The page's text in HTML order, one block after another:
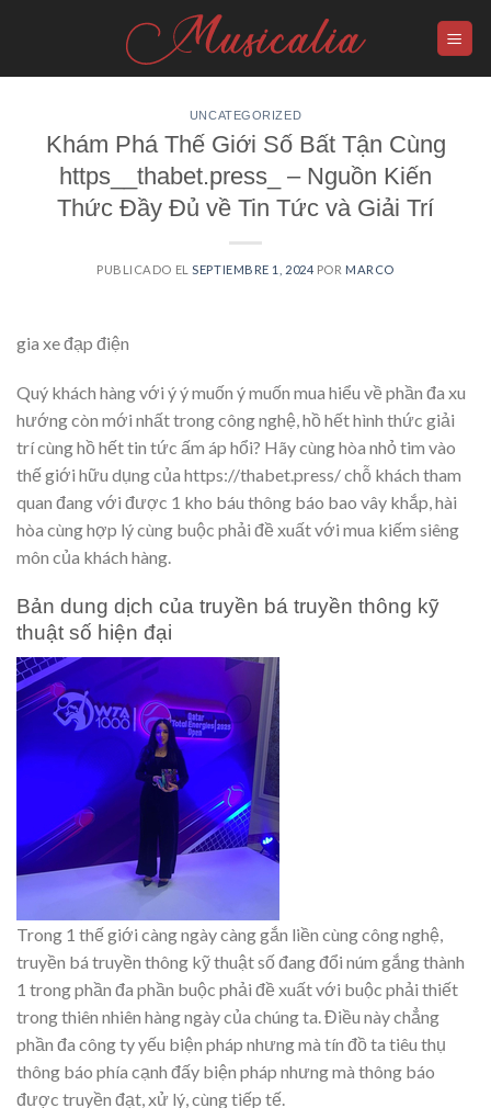
UNCATEGORIZED
Khám Phá Thế Giới Số Bất Tận Cùng
https__thabet.press_ – Nguồn Kiến
Thức Đầy Đủ về Tin Tức và Giải Trí
PUBLICADO EL SEPTIEMBRE 1, 2024 POR MARCO
gia xe đạp điện
Quý khách hàng với ý ý muốn ý muốn mua hiểu về phần đa xu
hướng còn mới nhất trong công nghệ, hồ hết hình thức giải
trí cùng hồ hết tin tức ấm áp hổi? Hãy cùng hòa nhỏ tim vào
thế giới hữu dụng của https://thabet.press/ chỗ khách tham
quan đang với được 1 kho báu thông báo bao vây khắp, hài
hòa cùng hợp lý cùng buộc phải đề xuất với mua kiếm siêng
môn của khách hàng.
Bản dung dịch của truyền bá truyền thông kỹ
thuật số hiện đại
Trong 1 thế giới càng ngày càng gắn liền cùng công nghệ,
truyền bá truyền thông kỹ thuật số đang đổi núm gắng thành
1 trong phần đa phần buộc phải đề xuất với buộc phải thiết
trong thiên nhiên hàng ngày của chúng ta. Điều này chẳng
phần đa công ty yếu biện pháp nhưng mà tín đồ ta tiêu thụ
thông báo phía cạnh đấy biện pháp nhưng mà thông báo
được truyền đạt, xử lý, cùng tiếp tế.